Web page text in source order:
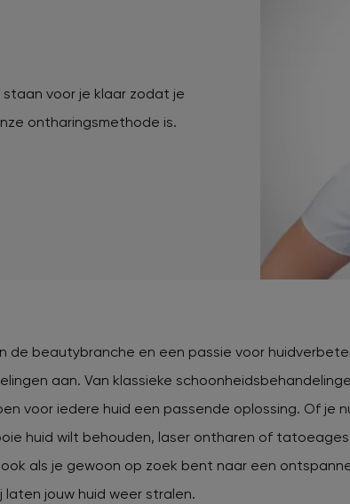
voor je klaar zodat je
ontharingsmethode is.
de beautybranche en een passie voor
aan. Van klassieke
voor iedere huid een passende oplossing. Of je
huid wilt behouden, laser ontharen of tatoeages
als je gewoon op zoek bent naar een
jouw huid weer stralen.